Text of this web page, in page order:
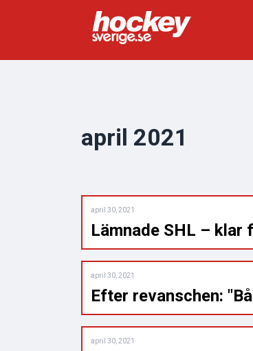
april 2021
april 30, 2021
Lämnade SHL – klar
april 30, 2021
Efter revanschen:
april 30, 2021